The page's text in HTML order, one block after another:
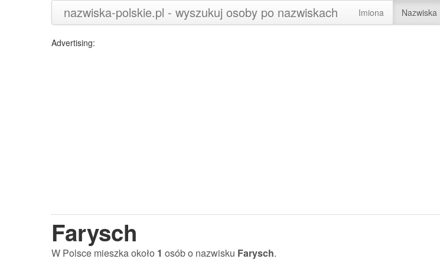
nazwiska-polskie.pl - wyszukuj osoby po nazwiskach Imiona Nazwiska
Advertising:
Farysch
W Polsce mieszka około 1 osób o nazwisku Farysch.